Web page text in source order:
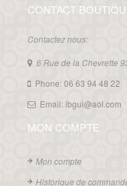
CONTACT
Contactez nous:
6 Rue de la Chevrette
Phone: 06 63 94 48 22
Email: ibgui@aol.com
MON COMPTE
Mon compte
Historique de